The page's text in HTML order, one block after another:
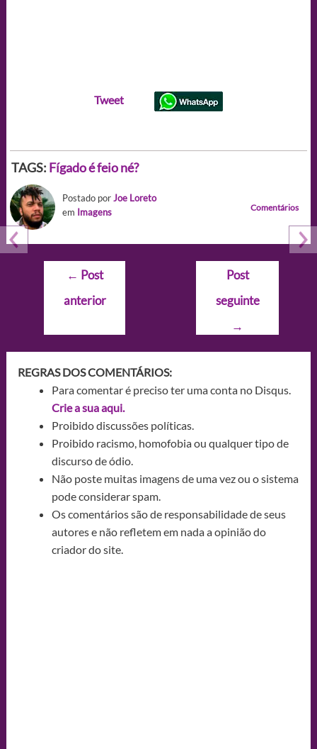
Tweet
TAGS: Fígado é feio né?
Postado porJoe Loreto
em Imagens Comentários
Navegação
Post
← Post
anterior
Post
seguinte
→
REGRAS DOS COMENTÁRIOS:
Para comentar é preciso ter uma conta no Disqus.
Crie a sua aqui.
Proibido discussões políticas.
Proibido racismo, homofobia ou qualquer tipo de
discurso de ódio.
Não poste muitas imagens de uma vez ou o sistema
pode considerar spam.
Os comentários são de responsabilidade de seus
autores e não refletem em nada a opinião do
criador do site.